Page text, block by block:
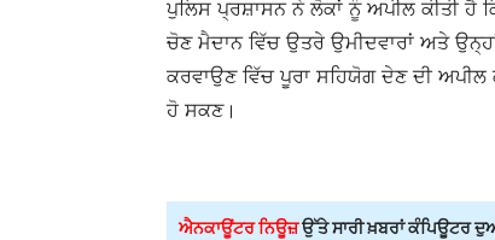
ਪੁਲਿਸ ਪ੍ਰਸ਼ਾਸਨ ਨੇ ਲੋਕਾਂ ਨੂੰ ਅਪੀਲ ਕੀਤੀ ਹੈ
ਚੋਣ ਮੈਦਾਨ ਵਿੱਚ ਉਤਰੇ ਉਮੀਦਵਾਰਾਂ ਅਤੇ
ਕਰਵਾਉਣ ਵਿੱਚ ਪੂਰਾ ਸਹਿਯੋਗ ਦੇਣ ਦੀ
ਹੋ ਸਕਣ।
ਐਨਕਾਊਂਟਰ ਨਿਊਜ਼ਉੱਤੇ ਸਾਰੀ ਖ਼ਬਰਾਂ ਕੰਪਿਊਟਰ